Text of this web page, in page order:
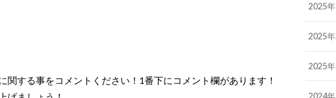
関する事をコメントください！1番下にコメント欄があります！
2025年
2025年
2025年
2024